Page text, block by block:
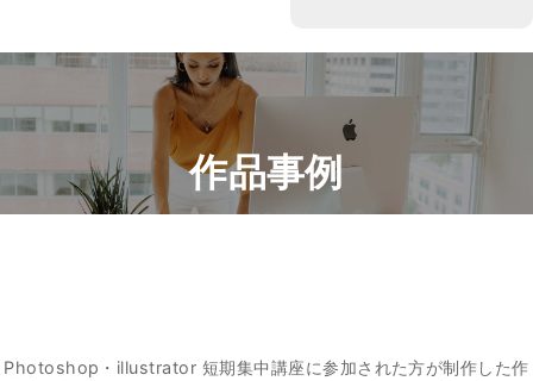
作品事例
PORTFOLIO
Photoshop・illustrator 短期集中講座に参加された方が制作した作